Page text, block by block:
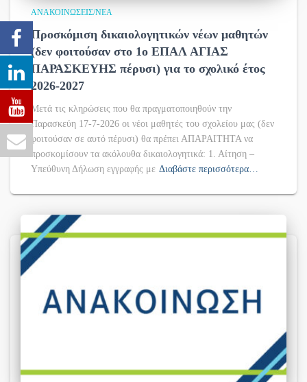
ΑΝΑΚΟΙΝΏΣΕΙΣ/ΝΈΑ
Προσκόμιση δικαιολογητικών νέων μαθητών
(δεν φοιτούσαν στο 1ο ΕΠΑΛ ΑΓΙΑΣ
ΠΑΡΑΣΚΕΥΗΣ πέρυσι) για το σχολικό έτος
2026-2027
Μετά τις κληρώσεις που θα πραγματοποιηθούν την
Παρασκεύη 17-7-2026 οι νέοι μαθητές του σχολείου μας (δεν
φοιτούσαν σε αυτό πέρυσι) θα πρέπει ΑΠΑΡΑΙΤΗΤΑ να
προσκομίσουν τα ακόλουθα δικαιολογητικά: 1. Αίτηση –
Υπεύθυνη Δήλωση εγγραφής με Διαβάστε περισσότερα…